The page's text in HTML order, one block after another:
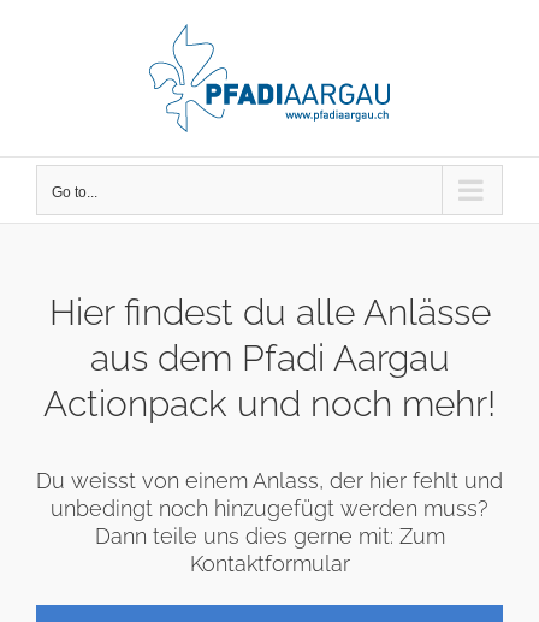
Go to...
Hier findest du alle Anlässe
aus dem Pfadi Aargau
Actionpack und noch mehr!
Du weisst von einem Anlass, der hier fehlt und
unbedingt noch hinzugefügt werden muss?
Dann teile uns dies gerne mit: Zum
Kontaktformular